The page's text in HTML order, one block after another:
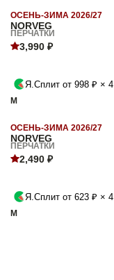
NORVEG
ОСЕНЬ-ЗИМА 2026/27
ПЕРЧАТКИ
3,990 ₽
Я.Сплит от 998 ₽ × 4
M
NORVEG
ОСЕНЬ-ЗИМА 2026/27
ПЕРЧАТКИ
2,490 ₽
Я.Сплит от 623 ₽ × 4
M